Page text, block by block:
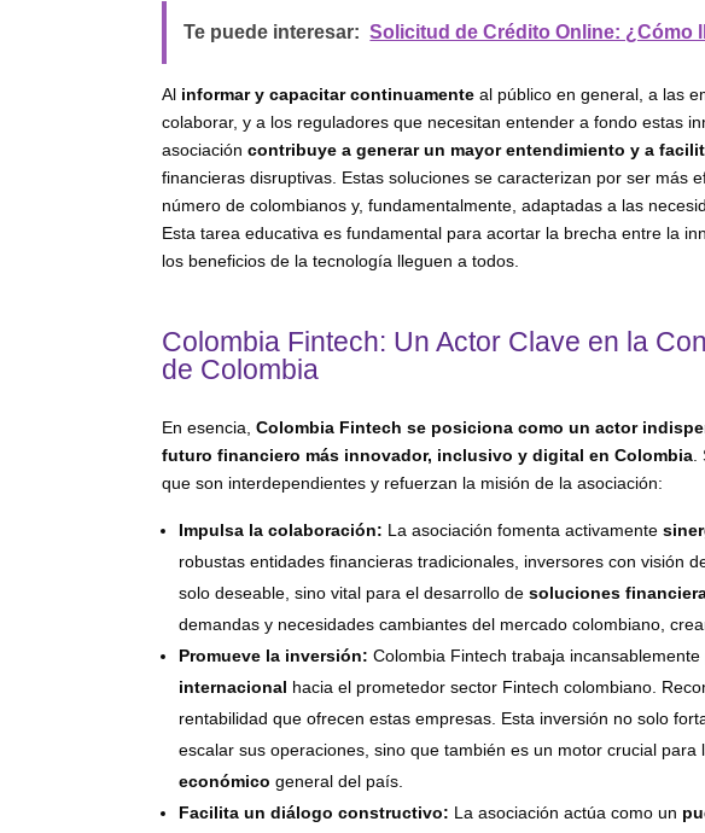
Te puede interesar: Solicitud de Crédito Online: ¿Cómo
Al informar y capacitar continuamente al público en general, a las
colaborar, y a los reguladores que necesitan entender a fondo estas
asociacióncontribuye a generar un mayor entendimiento y a
financieras disruptivas. Estas soluciones se caracterizan por ser más
número de colombianos y, fundamentalmente, adaptadas a las
Esta tarea educativa es fundamental para acortar la brecha entre la
los beneficios de la tecnología lleguen a todos.
Colombia Fintech: Un Actor Clave en la
de Colombia
En esencia,Colombia Fintech se posiciona como un actor
futuro financiero más innovador, inclusivo y digital en Colombia.
que son interdependientes y refuerzan la misión de la asociación:
Impulsa la colaboración: La asociación fomenta activamente
robustas entidades financieras tradicionales, inversores con visión
solo deseable, sino vital para el desarrollo desoluciones
demandas y necesidades cambiantes del mercado colombiano,
Promueve la inversión: Colombia Fintech trabaja
internacional hacia el prometedor sector Fintech colombiano.
rentabilidad que ofrecen estas empresas. Esta inversión no solo
escalar sus operaciones, sino que también es un motor crucial para
económico general del país.
Facilita un diálogo constructivo: La asociación actúa como un